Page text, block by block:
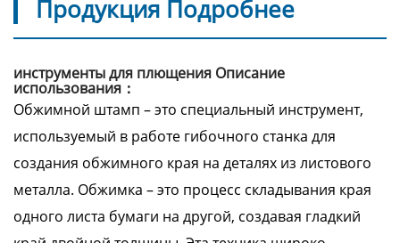
Продукция Подробнее
инструменты для плющения Описание
использования：
Обжимной штамп – это специальный инструмент,
используемый в работе гибочного станка для
создания обжимного края на деталях из листового
металла. Обжимка – это процесс складывания края
одного листа бумаги на другой, создавая гладкий